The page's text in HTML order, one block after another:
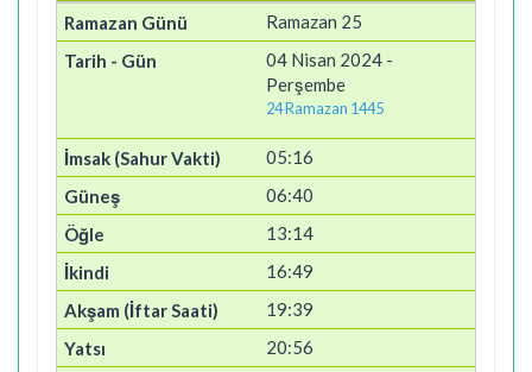
Ramazan 25
04 Nisan 2024 -
Perşembe
24 Ramazan 1445
05:16
06:40
13:14
16:49
19:39
20:56